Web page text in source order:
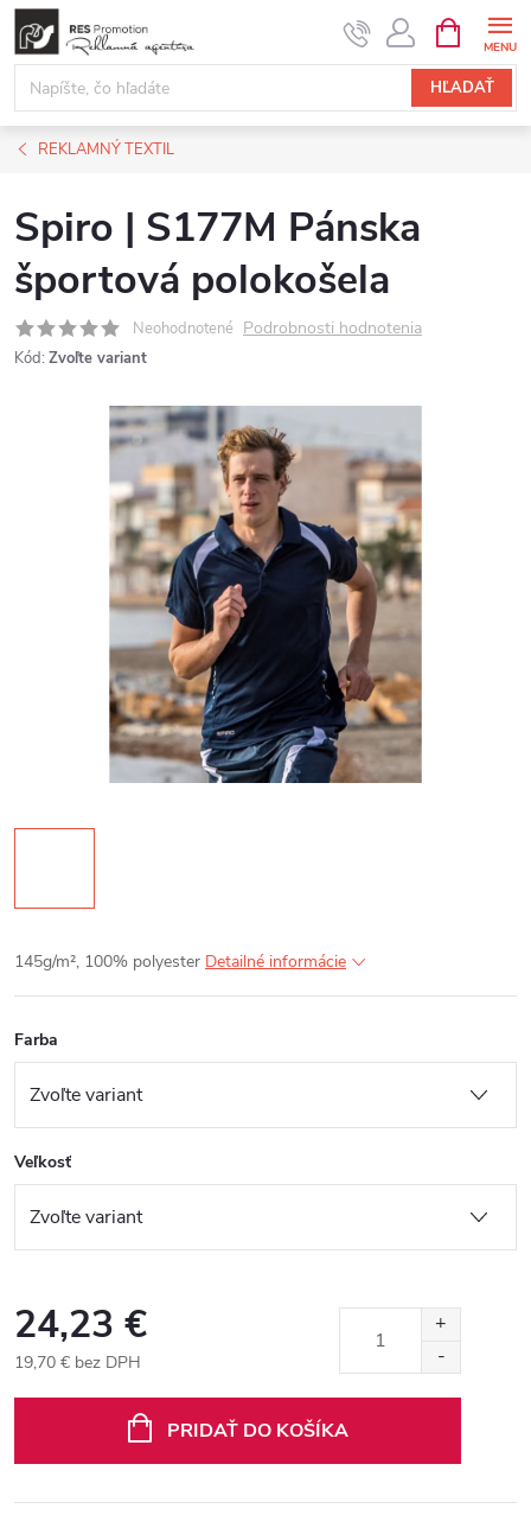
Prejsť
obsah
HĽADAŤ
KOŠÍK
REKLAMNÝ TEXTIL
Spiro | S177M Pánska
športová polokošela
Neohodnotené Podrobnosti hodnotenia
Kód: Zvoľte variant
145g/m², 100% polyester Detailné informácie
Farba
Veľkosť
24,23 €
19,70 € bez DPH
PRIDAŤ DO KOŠÍKA